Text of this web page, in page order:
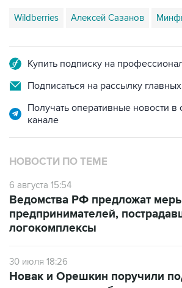
Wildberries Алексей Сазанов
Купить подписку на
Подписаться на рассылку
Получать оперативные новости
канале
НОВОСТИ ПО ТЕМЕ
6 августа 15:54
Ведомства РФ предложат
предпринимателей,
логокомплексы
30 июля 18:26
Новак и Орешкин поручили